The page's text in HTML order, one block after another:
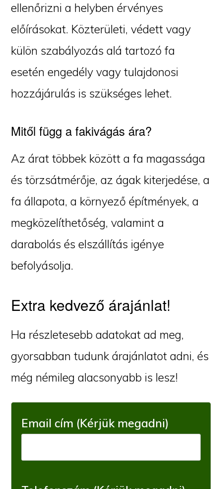
ellenőrizni a helyben érvényes
előírásokat. Közterületi, védett vagy
külön szabályozás alá tartozó fa
esetén engedély vagy tulajdonosi
hozzájárulás is szükséges lehet.
Mitől függ a fakivágás ára?
Az árat többek között a fa magassága
és törzsátmérője, az ágak kiterjedése, a
fa állapota, a környező építmények, a
megközelíthetőség, valamint a
darabolás és elszállítás igénye
befolyásolja.
Extra kedvező árajánlat!
Ha részletesebb adatokat ad meg,
gyorsabban tudunk árajánlatot adni, és
még némileg alacsonyabb is lesz!
Email cím (Kérjük megadni)